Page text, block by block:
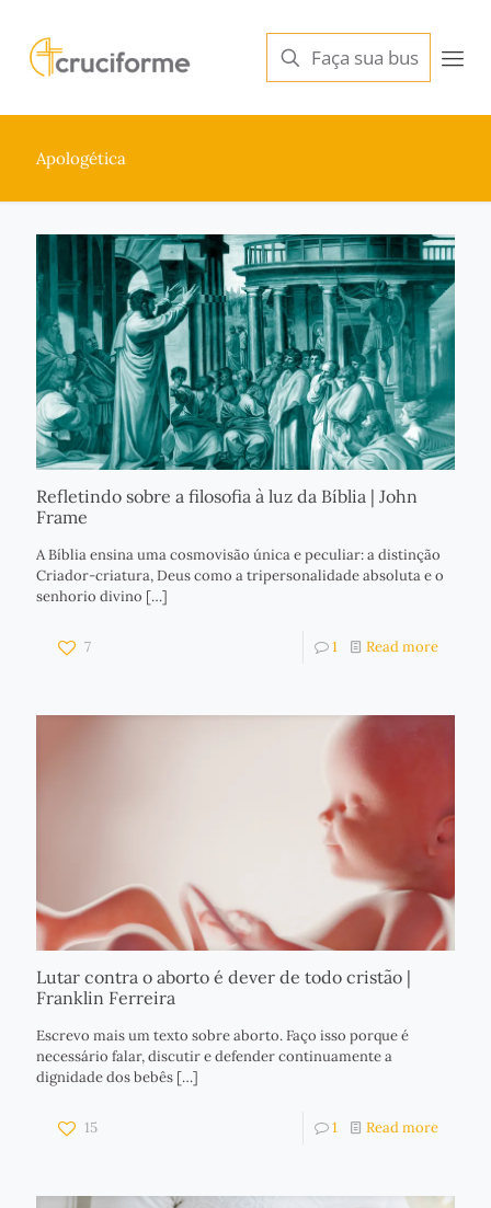
Apologética
Refletindo sobre a filosofia à luz da Bíblia | John
Frame
A Bíblia ensina uma cosmovisão única e peculiar: a distinção
Criador-criatura, Deus como a tripersonalidade absoluta e o
senhorio divino […]
7 1 Read more
Lutar contra o aborto é dever de todo cristão |
Franklin Ferreira
Escrevo mais um texto sobre aborto. Faço isso porque é
necessário falar, discutir e defender continuamente a
dignidade dos bebês […]
15 1 Read more